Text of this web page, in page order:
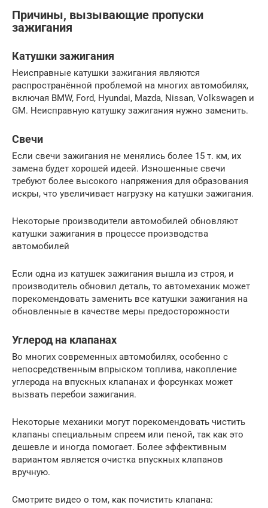
Причины, вызывающие пропуски
зажигания
Катушки зажигания
Неисправные катушки зажигания являются
распространённой проблемой на многих автомобилях,
включая BMW, Ford, Hyundai, Mazda, Nissan, Volkswagen и
GM. Неисправную катушку зажигания нужно заменить.
Свечи
Если свечи зажигания не менялись более 15 т. км, их
замена будет хорошей идеей. Изношенные свечи
требуют более высокого напряжения для образования
искры, что увеличивает нагрузку на катушки зажигания.
Некоторые производители автомобилей обновляют
катушки зажигания в процессе производства
автомобилей
Если одна из катушек зажигания вышла из строя, и
производитель обновил деталь, то автомеханик может
порекомендовать заменить все катушки зажигания на
обновленные в качестве меры предосторожности
Углерод на клапанах
Во многих современных автомобилях, особенно с
непосредственным впрыском топлива, накопление
углерода на впускных клапанах и форсунках может
вызвать перебои зажигания.
Некоторые механики могут порекомендовать чистить
клапаны специальным спреем или пеной, так как это
дешевле и иногда помогает. Более эффективным
вариантом является очистка впускных клапанов
вручную.
Смотрите видео о том, как почистить клапана: